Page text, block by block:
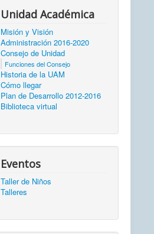
Unidad Académica
Misión y Visión
Administración 2016-2020
Consejo de Unidad
Funciones del Consejo
Historia de la UAM
Cómo llegar
Plan de Desarrollo 2012-2016
Biblioteca virtual
Eventos
Taller de Niños
Talleres